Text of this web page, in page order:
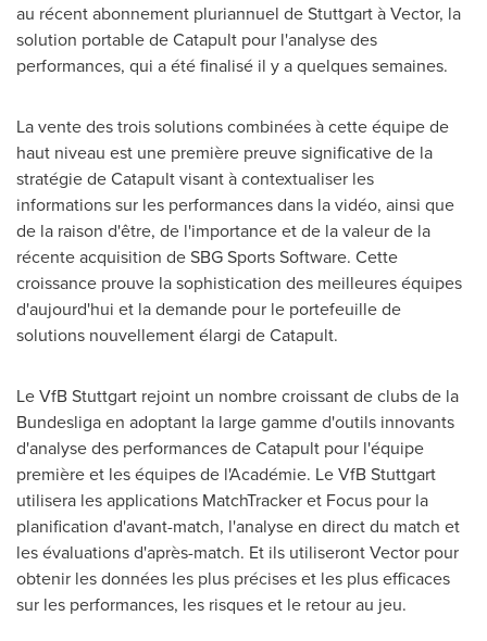
au récent abonnement pluriannuel deStuttgartà Vector, la
solution portable de Catapult pour l'analyse des
performances, qui a été finalisé il y a quelques semaines.
La vente des trois solutions combinées à cette équipe de
haut niveau est une première preuve significative de la
stratégie de Catapult visant à contextualiser les
informations sur les performances dans la vidéo, ainsi que
de la raison d'être, de l'importance et de la valeur de la
récente acquisition de SBG Sports Software. Cette
croissance prouve la sophistication des meilleures équipes
d'aujourd'hui et la demande pour le portefeuille de
solutions nouvellement élargi de Catapult.
Le VfB Stuttgart rejoint un nombre croissant de clubs de la
Bundesliga en adoptant la large gamme d'outils innovants
d'analyse des performances de Catapult pour l'équipe
première et les équipes de l'Académie. Le VfB Stuttgart
utilisera les applications MatchTracker et Focus pour la
planification d'avant-match, l'analyse en direct du match et
les évaluations d'après-match. Et ils utiliseront Vector pour
obtenir les données les plus précises et les plus efficaces
sur les performances, les risques et le retour au jeu.